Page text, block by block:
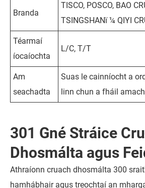
Branda
TISCO, POSCO, BAO
TSINGSHANï ¼ QIYI
Téarmaí
íocaíochta
L/C, T/T
Am
seachadta
Suas le cainníocht a
linn chun a fháil amach
301 Gné Stráice
Dhosmálta agus
Athraíonn cruach dhosmálta 300
hamhábhair agus treochtaí an